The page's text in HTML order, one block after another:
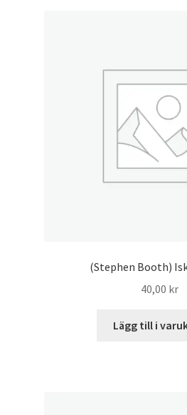
(Stephen Booth)
40,00 kr
Lägg till i